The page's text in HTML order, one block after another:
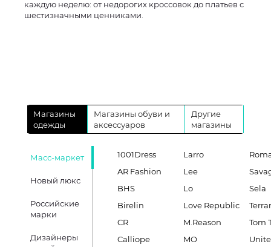
каждую неделю: от недорогих кроссовок до платьев с
шестизначными ценниками.
Магазины
одежды
Магазины обуви и
аксессуаров
Другие
магазины
Масс-маркет
Новый люкс
Российские
марки
Дизайнеры
1001Dress
AR Fashion
BHS
Birelin
CR
Calliope
Larro
Lee
Lo
Love Republic
M.Reason
MO
Sela
Tom